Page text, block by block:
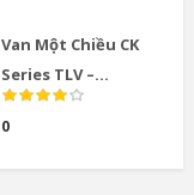
Van Một Chiều CK
Series TLV –...
0